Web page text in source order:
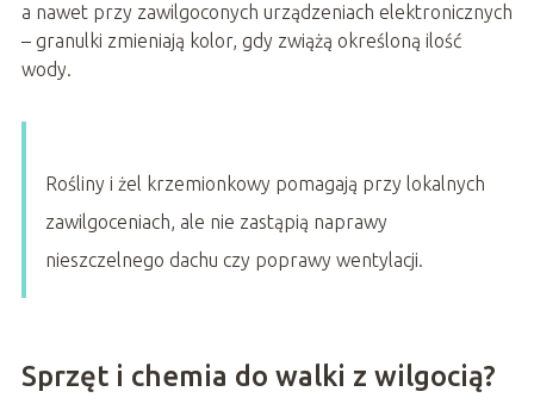
a nawet przy zawilgoconych urządzeniach elektronicznych
– granulki zmieniają kolor, gdy zwiążą określoną ilość
wody.
Rośliny i żel krzemionkowy pomagają przy lokalnych
zawilgoceniach, ale nie zastąpią naprawy
nieszczelnego dachu czy poprawy wentylacji.
Sprzęt i chemia do walki z wilgocią?